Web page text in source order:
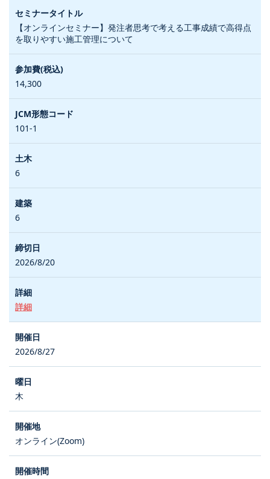
【オンラインセミナー】発注者思考で考える工事成績で高得点
を取りやすい施工管理について
14,300
101-1
6
6
2026/8/20
詳細
2026/8/27
木
オンライン(Zoom)